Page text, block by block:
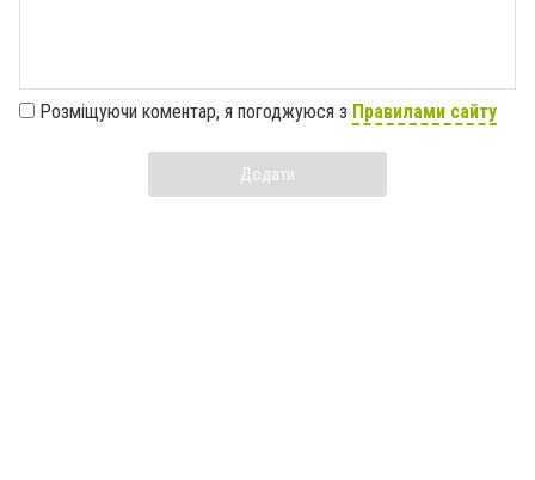
Розміщуючи коментар, я погоджуюся з Правилами сайту
Додати